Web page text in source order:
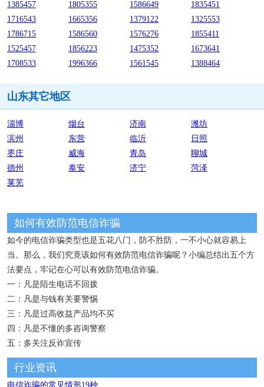
1385457
1805355 1586649
1835451
1716543
1665356 1379122
1325553
1786715
1586560 1576276
1855411
1525457
1856223 1475352
1673641
1708533
1996366 1561545 1388464
山东其它地区
淄博 烟台 济南
潍坊
滨州
东营 临沂
日照
枣庄
威海 青岛
聊城
德州
泰安 济宁
菏泽
莱芜
如何有效防范电信诈骗
如今的电信诈骗类型也是五花八门，防不胜防，一不小心就容易上
当。那么，我们究竟该如何有效防范电信诈骗呢？小编总结出五个方
法要点，牢记在心可以有效防范电信诈骗。
一：凡是陌生电话不回拨
二：凡是与钱有关要警惕
三：凡是过高收益产品均不买
四：凡是不懂的多咨询警察
五：多关注反诈宣传
行业资讯
电信诈骗的常见情形19种